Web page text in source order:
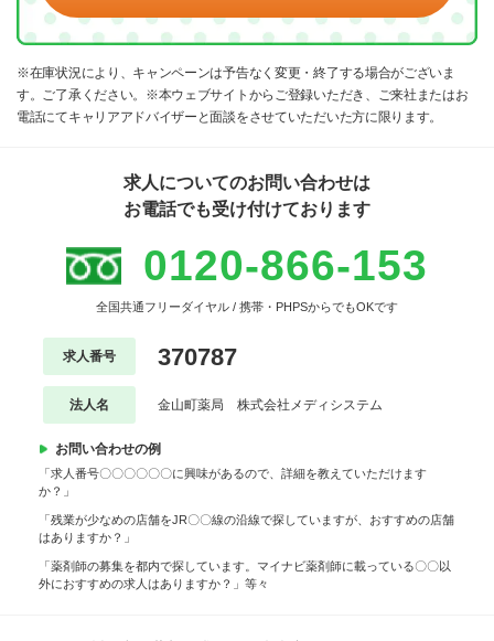
※在庫状況により、キャンペーンは予告なく変更・終了する場合がございま
す。ご了承ください。※本ウェブサイトからご登録いただき、ご来社またはお
電話にてキャリアアドバイザーと面談をさせていただいた方に限ります。
求人についてのお問い合わせは
お電話でも受け付けております
0120-866-153
全国共通フリーダイヤル / 携帯・PHPSからでもOKです
求人番号 370787
法人名 金山町薬局 株式会社メディシステム
お問い合わせの例
「求人番号〇〇〇〇〇〇に興味があるので、詳細を教えていただけます
か？」
「残業が少なめの店舗をJR〇〇線の沿線で探していますが、おすすめの店舗
はありますか？」
「薬剤師の募集を都内で探しています。マイナビ薬剤師に載っている〇〇以
外におすすめの求人はありますか？」等々